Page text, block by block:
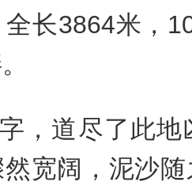
长3864米，
，道尽了此
宽阔，泥沙